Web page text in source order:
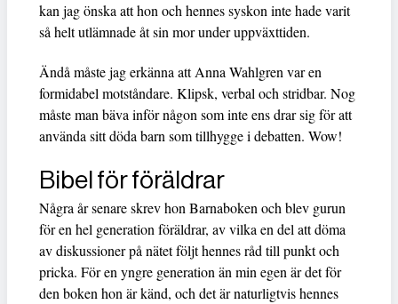
kan jag önska att hon och hennes syskon inte hade varit
så helt utlämnade åt sin mor under uppväxttiden.
Ändå måste jag erkänna att Anna Wahlgren var en
formidabel motståndare. Klipsk, verbal och stridbar. Nog
måste man bäva inför någon som inte ens drar sig för att
använda sitt döda barn som tillhygge i debatten. Wow!
Bibel för föräldrar
Några år senare skrev hon Barnaboken och blev gurun
för en hel generation föräldrar, av vilka en del att döma
av diskussioner på nätet följt hennes råd till punkt och
pricka. För en yngre generation än min egen är det för
den boken hon är känd, och det är naturligtvis hennes